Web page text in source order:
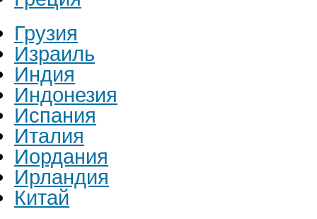
Грузия
Израиль
Индия
Индонезия
Испания
Италия
Иордания
Ирландия
Китай